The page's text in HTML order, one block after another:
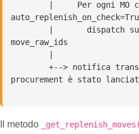
move_raw_ids
procurement è stato
Il metodo